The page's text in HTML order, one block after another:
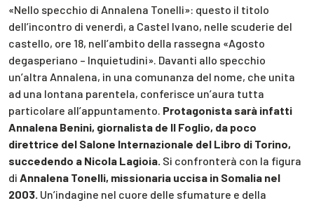
«Nello specchio di Annalena Tonelli»: questo il titolo
dell’incontro di venerdì, a Castel Ivano, nelle scuderie del
castello, ore 18, nell’ambito della rassegna «Agosto
degasperiano – Inquietudini». Davanti allo specchio
un’altra Annalena, in una comunanza del nome, che unita
ad una lontana parentela, conferisce un’aura tutta
particolare all’appuntamento. Protagonista sarà infatti
Annalena Benini, giornalista de Il Foglio, da poco
direttrice del Salone Internazionale del Libro di Torino,
succedendo a Nicola Lagioia. Si confronterà con la figura
di Annalena Tonelli, missionaria uccisa in Somalia nel
2003. Un’indagine nel cuore delle sfumature e della